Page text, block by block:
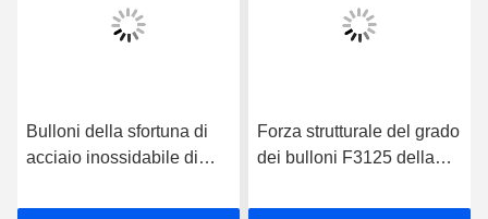
Bulloni della sfortuna di
acciaio inossidabile di
matta Bolts del trasporto
Forza strutturale del grado
dei bulloni F3125 della
di ASTMA563 A1942H